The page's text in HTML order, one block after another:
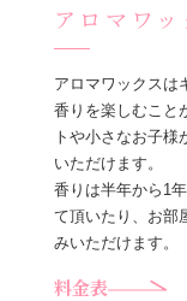
アロマワ
アロマワックスは
香りを楽しむこと
トや小さなお子
いただけます。
香りは半年から1
て頂いたり、お部
みいただけます。
料金表